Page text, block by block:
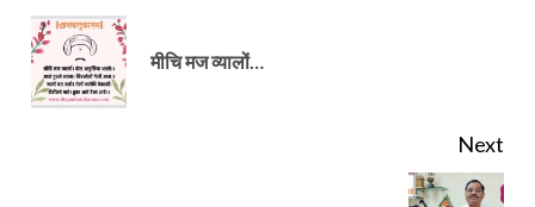
मीचि मज व्यालों…
Next